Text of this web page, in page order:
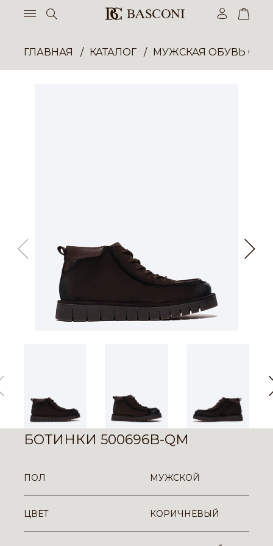
ГЛАВНАЯ КАТАЛОГ МУЖСКАЯ ОБУВЬ
БОТИНКИ 500696B-QM
ПОЛ МУЖСКОЙ
ЦВЕТ КОРИЧНЕВЫЙ